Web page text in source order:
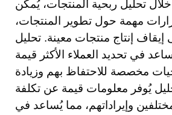
تحليل ربحية المنتجات، يُمكن
مهمة حول تطوير المنتجات،
إيقاف إنتاج منتجات معينة. تحليل
في تحديد العملاء الأكثر قيمة
مخصصة للاحتفاظ بهم وزيادة
يُوفر معلومات قيمة عن تكلفة
وإيراداتهم، مما يُساعد في